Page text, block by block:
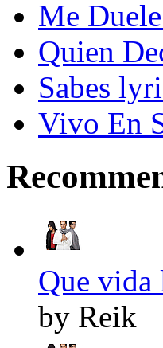
Me
Quien
Sabes
Vivo En
Que
by Reik